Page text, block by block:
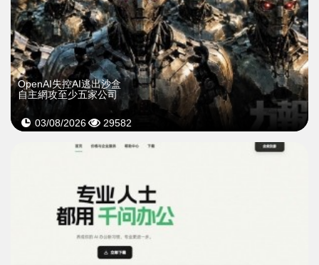
OpenAI失控AI逃出沙盒
自主網攻至少五家公司
03/08/2026 29582